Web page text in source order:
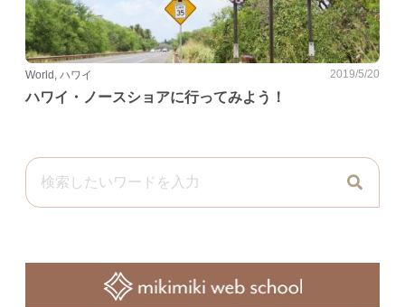
World, ハワイ 2019/5/20
ハワイ・ノースショアに行ってみよう！